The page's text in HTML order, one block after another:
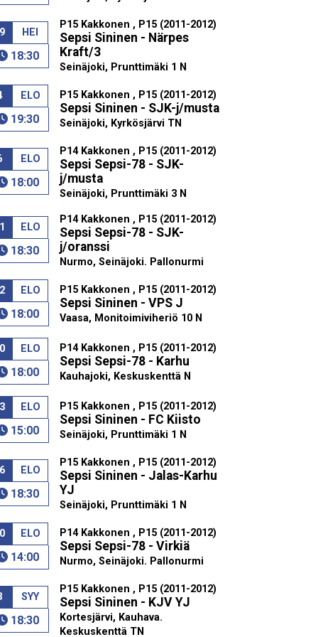
HEI
18:30
P15 Kakkonen , P15 (2011-2012)
Sepsi Sininen - Närpes
Kraft/3
Seinäjoki, Prunttimäki 1 N
ELO
19:30
P15 Kakkonen , P15 (2011-2012)
Sepsi Sininen - SJK-j/musta
Seinäjoki, Kyrkösjärvi TN
ELO
18:00
P14 Kakkonen , P15 (2011-2012)
Sepsi Sepsi-78 - SJK-
j/musta
Seinäjoki, Prunttimäki 3 N
ELO
18:30
P14 Kakkonen , P15 (2011-2012)
Sepsi Sepsi-78 - SJK-
j/oranssi
Nurmo, Seinäjoki. Pallonurmi
ELO
18:00
P15 Kakkonen , P15 (2011-2012)
Sepsi Sininen - VPS J
Vaasa, Monitoimiviheriö 10 N
ELO
18:00
P14 Kakkonen , P15 (2011-2012)
Sepsi Sepsi-78 - Karhu
Kauhajoki, Keskuskenttä N
ELO
15:00
P15 Kakkonen , P15 (2011-2012)
Sepsi Sininen - FC Kiisto
Seinäjoki, Prunttimäki 1 N
ELO
18:30
P15 Kakkonen , P15 (2011-2012)
Sepsi Sininen - Jalas-Karhu
YJ
Seinäjoki, Prunttimäki 1 N
ELO
14:00
P14 Kakkonen , P15 (2011-2012)
Sepsi Sepsi-78 - Virkiä
Nurmo, Seinäjoki. Pallonurmi
SYY
18:30
P15 Kakkonen , P15 (2011-2012)
Sepsi Sininen - KJV YJ
Kortesjärvi, Kauhava.
Keskuskenttä TN